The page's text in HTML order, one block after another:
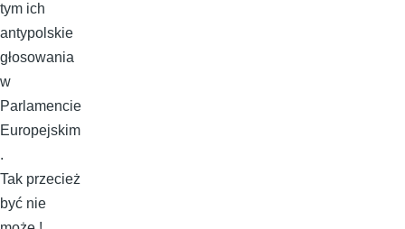
tym ich
antypolskie
głosowania
w
Parlamencie
Europejskim
.
Tak przecież
być nie